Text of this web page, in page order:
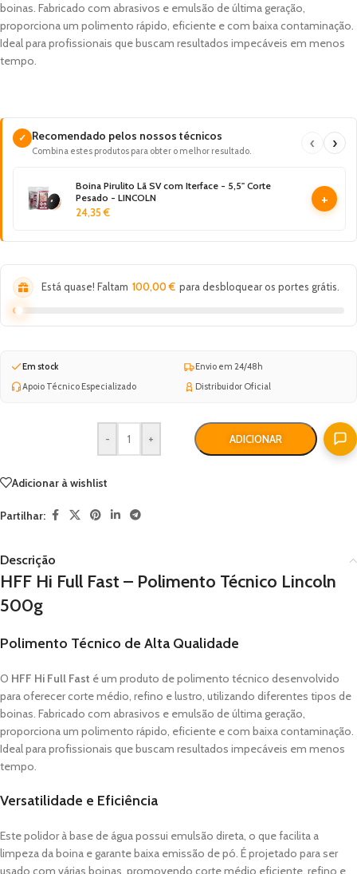
boinas. Fabricado com abrasivos e emulsão de última geração,
proporciona um polimento rápido, eficiente e com baixa contaminação.
Ideal para profissionais que buscam resultados impecáveis em menos
tempo.
✓ Recomendado pelos nossos técnicos
Combina estes produtos para obter o melhor resultado. ‹ ›
Boina Pirulito Lã SV com Iterface - 5,5"​ Corte
Pesado - LINCOLN
24,35€
+
Está quase! Faltam 100,00€ para desbloquear os portes grátis.
Em stock
Envio em 24/48h
Apoio Técnico Especializado
Distribuidor Oficial
- + ADICIONAR
Adicionar à wishlist
Partilhar:
Descrição
HFF Hi Full Fast – Polimento Técnico Lincoln
500g
Polimento Técnico de Alta Qualidade
O HFF Hi Full Fast é um produto de polimento técnico desenvolvido
para oferecer corte médio, refino e lustro, utilizando diferentes tipos de
boinas. Fabricado com abrasivos e emulsão de última geração,
proporciona um polimento rápido, eficiente e com baixa contaminação.
Ideal para profissionais que buscam resultados impecáveis em menos
tempo.
Versatilidade e Eficiência
Este polidor à base de água possui emulsão direta, o que facilita a
limpeza da boina e garante baixa emissão de pó. É projetado para ser
usado com várias boinas, promovendo corte médio eficiente, refino e